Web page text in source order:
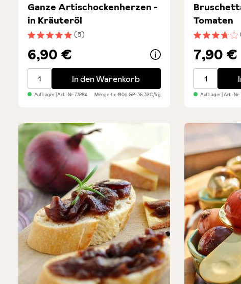
Durchschnittliche Bewertung von 5 von 5 Sternen
(5)
Ganze Artischockenherzen -
in Kräuteröl
6,90 €
Ganze Artischockenherzen - in Kräuteröl
In den Warenkorb
Auf Lager| Art.-Nr:73284 Menge1 x 190gGP: 36,32€/kg
Tomaten
7,90 €
Bruschetta
Auf Lager| Art.-Nr: